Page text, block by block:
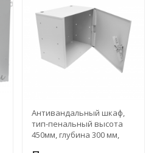
Антивандальный шкаф,
тип-пенальный высота
450мм, глубина 300 мм,